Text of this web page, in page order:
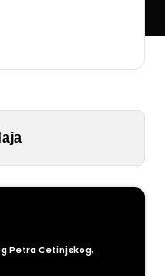
Petra Cetinjskog,